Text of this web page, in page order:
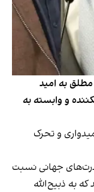
مطلق به امید
و وابسته به
و تحرک
جهانی نسبت
به ذبیح‌الله